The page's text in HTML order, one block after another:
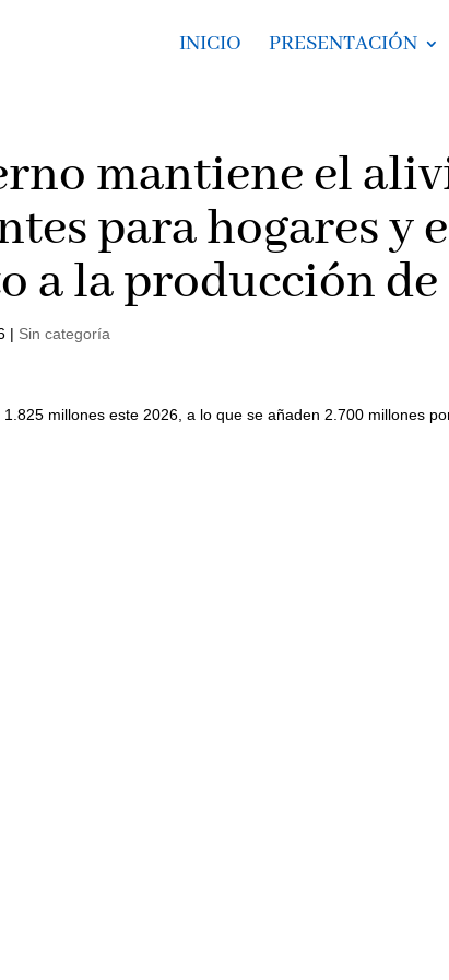
INICIO PRESENTACIÓN
mantiene el
para hogares y
a la producción
| Sin categoría
millones este 2026, a lo que se añaden 2.700 millones